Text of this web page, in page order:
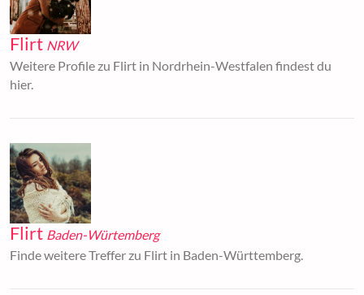
Flirt NRW
Weitere Profile zu Flirt in Nordrhein-Westfalen findest du
hier.
Flirt Baden-Würtemberg
Finde weitere Treffer zu Flirt in Baden-Württemberg.